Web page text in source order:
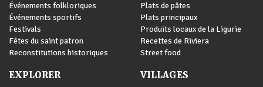
Événements folkloriques
Événements sportifs
Festivals
Fêtes du saint patron
Reconstitutions historiques
Plats de pâtes
Plats principaux
Produits locaux de la Ligurie
Recettes de Riviera
Street food
EXPLORER VILLAGES